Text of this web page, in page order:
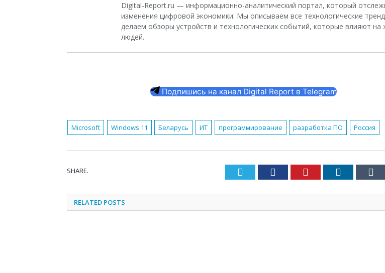
Digital-Report.ru — информационно-аналитический портал, который
изменения цифровой экономики. Мы описываем все технологические
делаем обзоры устройств и технологических событий, которые влияют на
людей.
Подпишись на канал Digital Report в Telegram
Microsoft Windows 11 Беларусь ИТ программирование разработка ПО Россия
SHARE. Twitter Facebook Pinterest LinkedIn
RELATED POSTS